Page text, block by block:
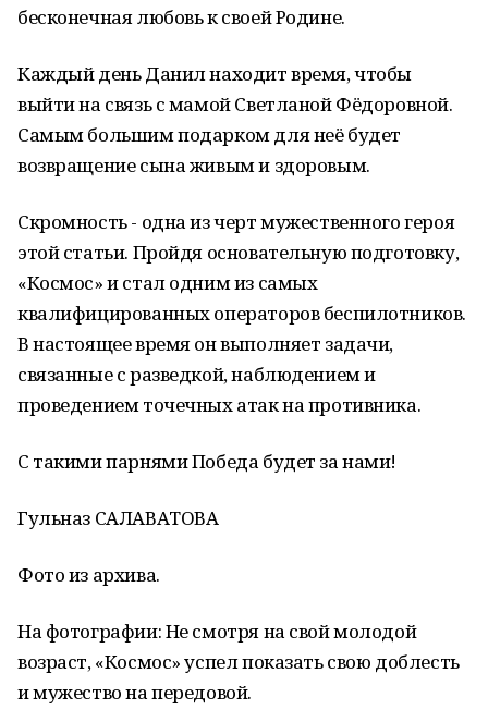
бесконечная любовь к своей Родине.
Каждый день Данил находит время, чтобы
выйти на связь с мамой Светланой Фёдоровной.
Самым большим подарком для неё будет
возвращение сына живым и здоровым.
Скромность - одна из черт мужественного героя
этой статьи. Пройдя основательную подготовку,
«Космос» и стал одним из самых
квалифицированных операторов беспилотников.
В настоящее время он выполняет задачи,
связанные с разведкой, наблюдением и
проведением точечных атак на противника.
С такими парнями Победа будет за нами!
Гульназ САЛАВАТОВА
Фото из архива.
На фотографии: Не смотря на свой молодой
возраст, «Космос» успел показать свою доблесть
и мужество на передовой.